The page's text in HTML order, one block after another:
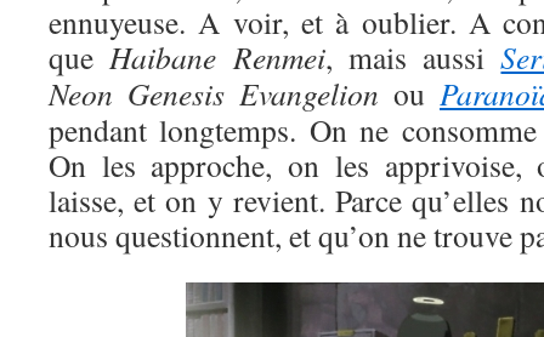
ennuyeuse. A voir, et à oublier. A
queHaibane Renmei, mais aussi
Neon Genesis Evangelion ou
pendant longtemps. On ne
On les approche, on les apprivoise,
laisse, et on y revient. Parce qu’elles
nous questionnent, et qu’on ne trouve